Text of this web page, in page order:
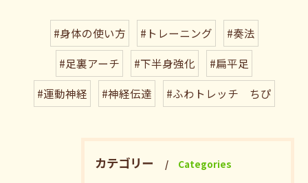
#身体の使い方 #トレーニング
#奏法
#足裏アーチ
#下半身強化
#扁平足
#運動神経
#神経伝達 #ふわトレッチ ちぴ
カテゴリー Categories